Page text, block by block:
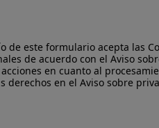
de este formulario acepta las
de acuerdo con elAviso
en cuanto al
derechos en el Aviso sobre